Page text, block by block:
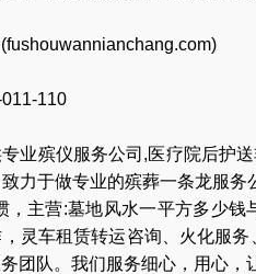
fushouwannianchang.com)
110
业殡仪服务公司 ,医疗院后护
力于做专业的殡葬一条龙服务
，主营:墓地风水一平方多少钱
， 灵车租赁转运咨询 火化服务
团队 。我们服务细心，用心，